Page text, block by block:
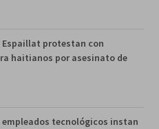
protestan con
haitianos por asesinato de
empleados tecnológicos instan